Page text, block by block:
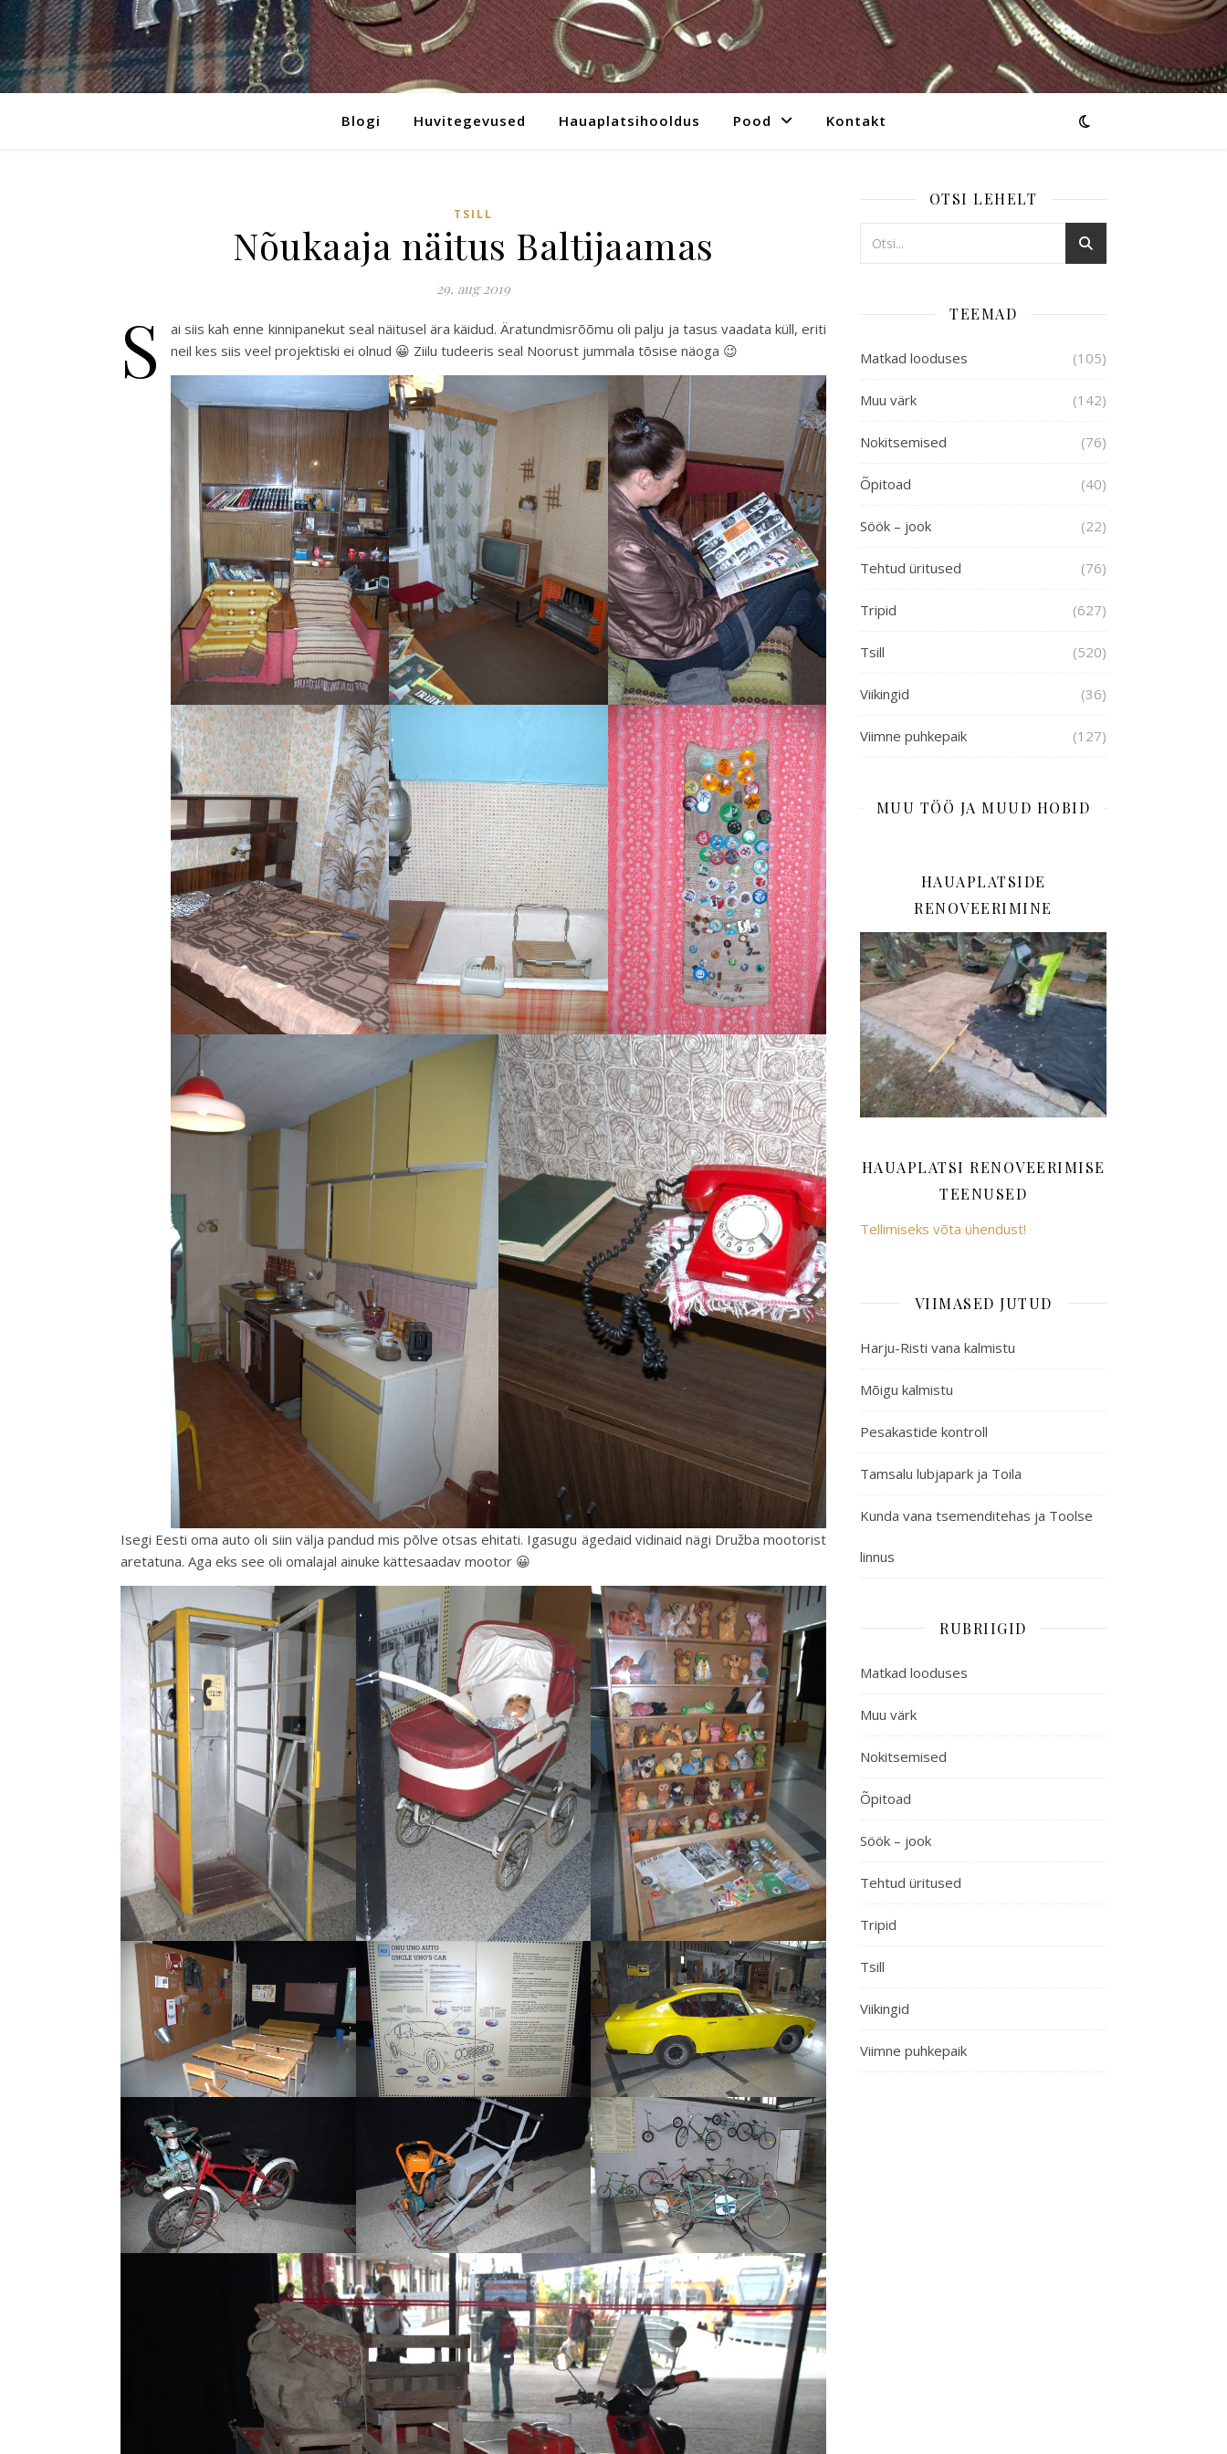
Blogi Huvitegevused Hauaplatsihooldus Pood Kontakt
TSILL
Nõukaaja näitus Baltijaamas
29. aug 2019
S
ai siis kah enne kinnipanekut seal näitusel ära käidud. Äratundmisrõõmu oli palju ja tasus vaadata küll, eriti
neil kes siis veel projektiski ei olnud 😀 Ziilu tudeeris seal Noorust jummala tõsise näoga 😉
Isegi Eesti oma auto oli siin välja pandud mis põlve otsas ehitati. Igasugu ägedaid vidinaid nägi Družba mootorist
aretatuna. Aga eks see oli omalajal ainuke kättesaadav mootor 😀
OTSI LEHELT
TEEMAD
Matkad looduses (105)
Muu värk (142)
Nokitsemised (76)
Õpitoad (40)
Söök – jook (22)
Tehtud üritused (76)
Tripid (627)
Tsill (520)
Viikingid (36)
Viimne puhkepaik (127)
MUU TÖÖ JA MUUD HOBID
HAUAPLATSIDE
RENOVEERIMINE
HAUAPLATSI RENOVEERIMISE
TEENUSED
Tellimiseks võta ühendust!
VIIMASED JUTUD
Harju-Risti vana kalmistu
Mõigu kalmistu
Pesakastide kontroll
Tamsalu lubjapark ja Toila
Kunda vana tsemenditehas ja Toolse
linnus
RUBRIIGID
Matkad looduses
Muu värk
Nokitsemised
Õpitoad
Söök – jook
Tehtud üritused
Tripid
Tsill
Viikingid
Viimne puhkepaik